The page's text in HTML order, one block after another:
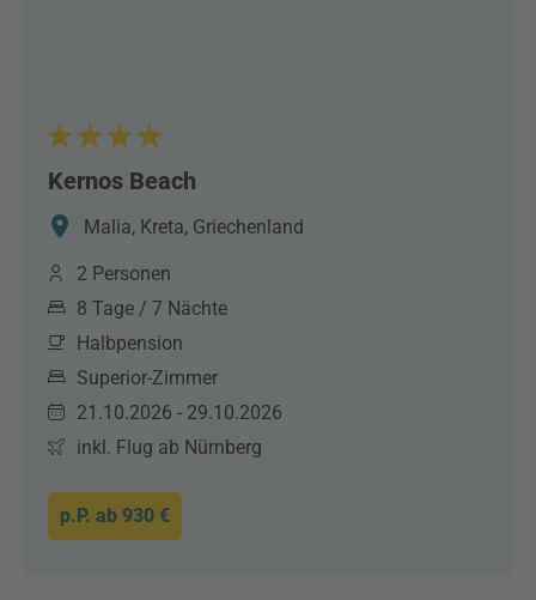
Kernos Beach
Malia, Kreta, Griechenland
2 Personen
8 Tage / 7 Nächte
Halbpension
Superior-Zimmer
21.10.2026 - 29.10.2026
inkl. Flug ab Nürnberg
p.P. ab 930 €